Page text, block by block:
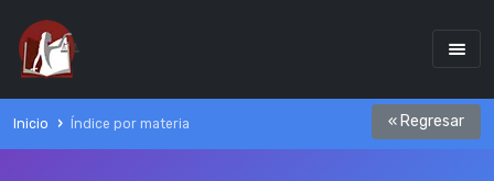
Inicio Índice por materia « Regresar